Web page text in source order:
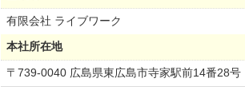
有限会社 ライブワーク
本社所在地
〒739-0040 広島県東広島市寺家駅前14番28号